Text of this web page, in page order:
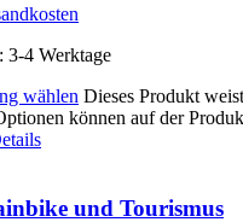
3-4 Werktage
wählen Dieses Produkt
können auf der
und Tourismus